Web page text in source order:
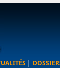
|